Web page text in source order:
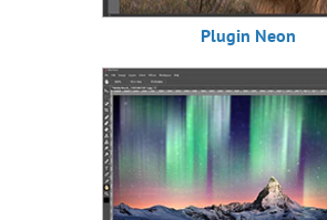
Plugin Neon